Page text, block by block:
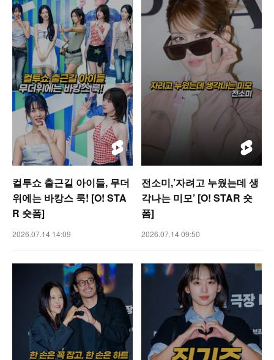
컬투쇼 출근길 아이들, 무더
위에는 바캉스 룩! [O! STA
R 숏폼]
2026.07.14 14:09
전소미,’자려고 누웠는데 생
각나는 미모’ [O! STAR 숏
폼]
2026.07.14 09:50